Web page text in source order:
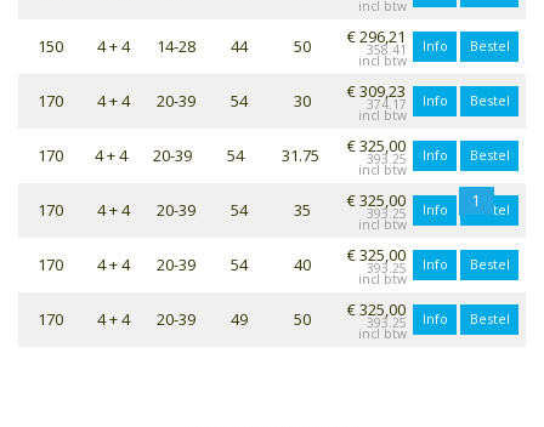
150 4 + 4 14-28 44 50 € 296,21
358.41 Info Bestel
170 4 + 4 20-39 54 30 € 309,23
374.17 Info Bestel
170 4 + 4 20-39 54 31.75 € 325,00
393.25 Info Bestel
170 4 + 4 20-39 54 35 € 325,00
393.25 Info Bestel
170 4 + 4 20-39 54 40 € 325,00
393.25 Info Bestel
170 4 + 4 20-39 49 50 € 325,00
393.25 Info Bestel
1